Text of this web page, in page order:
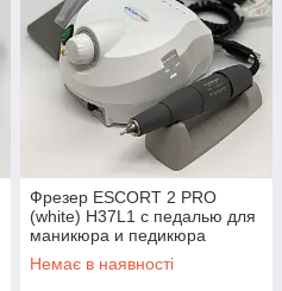
Фрезер ESCORT 2 PRO
(white) H37L1 c педалью для
маникюра и педикюра
Немає в наявності